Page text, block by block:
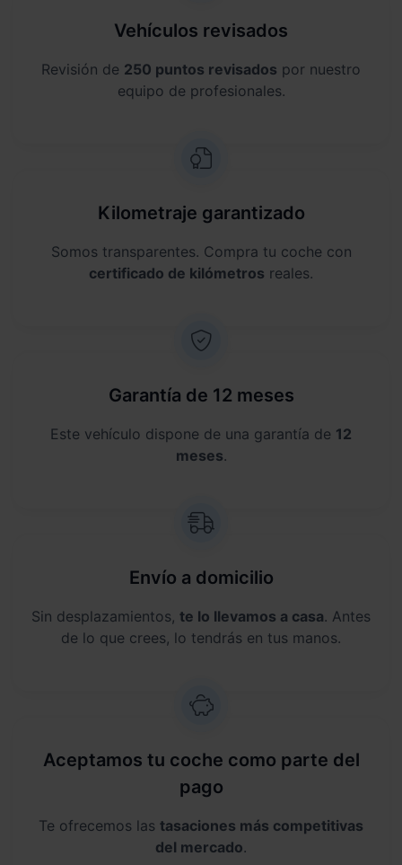
Vehículos revisados
Revisión de 250 puntos revisados por nuestro
equipo de profesionales.
Kilometraje garantizado
Somos transparentes. Compra tu coche con
certificado de kilómetros reales.
Garantía de 12 meses
Este vehículo dispone de una garantía de 12
meses.
Envío a domicilio
Sin desplazamientos, te lo llevamos a casa. Antes
de lo que crees, lo tendrás en tus manos.
Aceptamos tu coche como parte del
pago
Te ofrecemos las tasaciones más competitivas
del mercado.